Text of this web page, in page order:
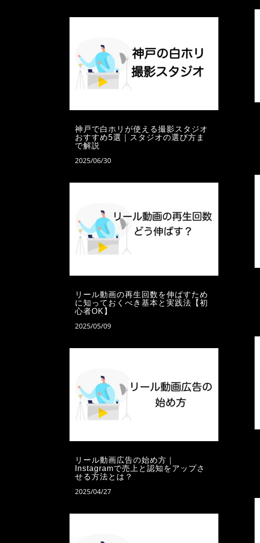
神戸で白ホリが使える撮影スタジオ
おすすめ5選｜スタジオの選び方ま
で解説
2025/06/30
リール動画の再生回数を伸ばすため
に知っておくべき基本と実践法【初
心者OK】
2025/05/09
リール動画広告の始め方｜
Instagramで売上と認知をアップさ
せる方法とは？
2025/04/27